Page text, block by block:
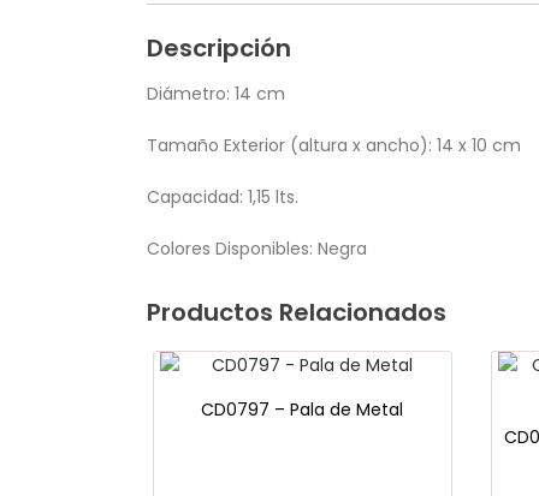
Descripción
Diámetro: 14 cm
Tamaño Exterior (altura x ancho): 14 x 10 cm
Capacidad: 1,15 lts.
Colores Disponibles: Negra
Productos Relacionados
CD0797 – Pala de Metal